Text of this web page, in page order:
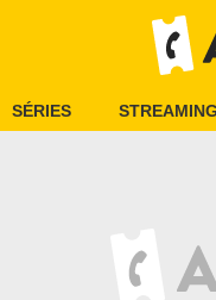
SÉRIES STREAMING